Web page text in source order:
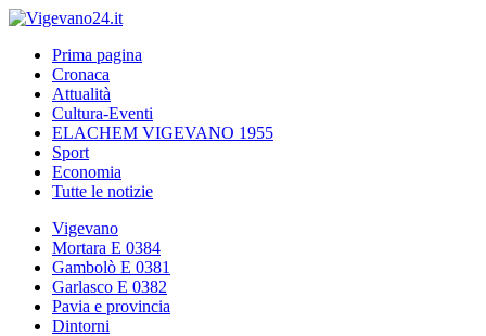
Prima pagina
Cronaca
Attualità
Cultura-Eventi
ELACHEM VIGEVANO 1955
Sport
Economia
Tutte le notizie
Vigevano
Mortara E 0384
Gambolò E 0381
Garlasco E 0382
Pavia e provincia
Dintorni